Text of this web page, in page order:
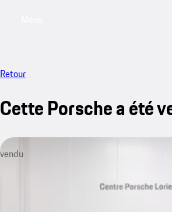
Retour
Cette Porsche a été
vendu